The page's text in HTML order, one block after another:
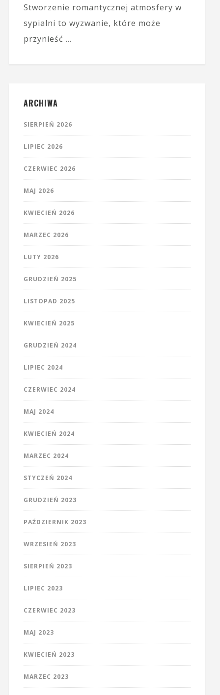
Stworzenie romantycznej atmosfery w
sypialni to wyzwanie, które może
przynieść …
ARCHIWA
SIERPIEŃ 2026
LIPIEC 2026
CZERWIEC 2026
MAJ 2026
KWIECIEŃ 2026
MARZEC 2026
LUTY 2026
GRUDZIEŃ 2025
LISTOPAD 2025
KWIECIEŃ 2025
GRUDZIEŃ 2024
LIPIEC 2024
CZERWIEC 2024
MAJ 2024
KWIECIEŃ 2024
MARZEC 2024
STYCZEŃ 2024
GRUDZIEŃ 2023
PAŹDZIERNIK 2023
WRZESIEŃ 2023
SIERPIEŃ 2023
LIPIEC 2023
CZERWIEC 2023
MAJ 2023
KWIECIEŃ 2023
MARZEC 2023